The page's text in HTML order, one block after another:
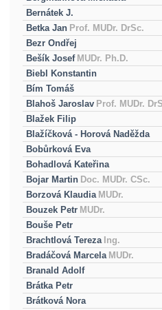
Bernátek J.
Betka Jan Prof. MUDr. DrSc.
Bezr Ondřej
Bešík Josef MUDr. Ph.D.
Biebl Konstantin
Bím Tomáš
Blahoš Jaroslav Prof. MUDr.
Blažek Filip
Blažíčková - Horová Naděžda
Bobůrková Eva
Bohadlová Kateřina
Bojar Martin Doc. MUDr. CSc.
Borzová Klaudia MUDr.
Bouzek Petr MUDr.
Bouše Petr
Brachtlová Tereza Ing.
Bradáčová Marcela MUDr.
Branald Adolf
Brátka Petr
Brátková Nora